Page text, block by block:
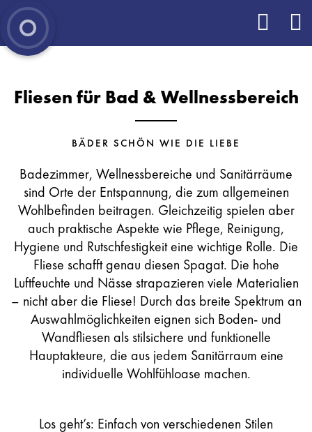
Fliesen für Bad & Wellnessbereich
BÄDER SCHÖN WIE DIE LIEBE
Badezimmer, Wellnessbereiche und Sanitärräume
sind Orte der Entspannung, die zum allgemeinen
Wohlbefinden beitragen. Gleichzeitig spielen aber
auch praktische Aspekte wie Pflege, Reinigung,
Hygiene und Rutschfestigkeit eine wichtige Rolle. Die
Fliese schafft genau diesen Spagat. Die hohe
Luftfeuchte und Nässe strapazieren viele Materialien
– nicht aber die Fliese! Durch das breite Spektrum an
Auswahlmöglichkeiten eignen sich Boden- und
Wandfliesen als stilsichere und funktionelle
Hauptakteure, die aus jedem Sanitärraum eine
individuelle Wohlfühloase machen.
Los geht’s: Einfach von verschiedenen Stilen